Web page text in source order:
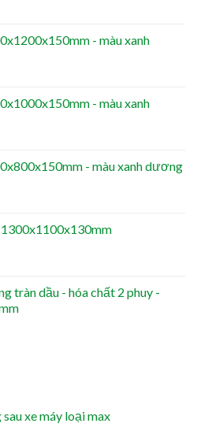
- màu xanh
- màu xanh
- màu xanh dương
tràn dầu - hóa chất 2 phuy -
xe máy loại max